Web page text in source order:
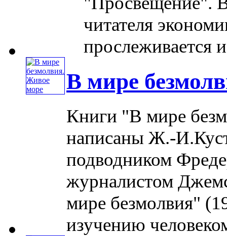
читателя
прослеживается
В мире
Книги "В мире
написаны Ж.-
подводником
журналистом
мире безмолвия"
изучению